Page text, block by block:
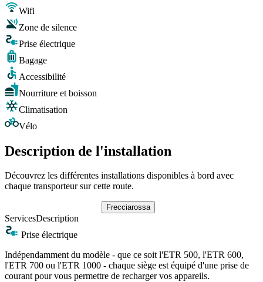
Wifi
Zone de silence
Prise électrique
Bagage
Accessibilité
Nourriture et boisson
Climatisation
Vélo
Description de l'installation
Découvrez les différentes installations disponibles à bord avec
chaque transporteur sur cette route.
Frecciarossa
ServicesDescription
Prise électrique
Indépendamment du modèle - que ce soit l'ETR 500, l'ETR 600,
l'ETR 700 ou l'ETR 1000 - chaque siège est équipé d'une prise de
courant pour vous permettre de recharger vos appareils.